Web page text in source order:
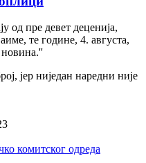
од пре девет деценија,
те године, 4. августа,
новина.''
јер ниједан наредни није